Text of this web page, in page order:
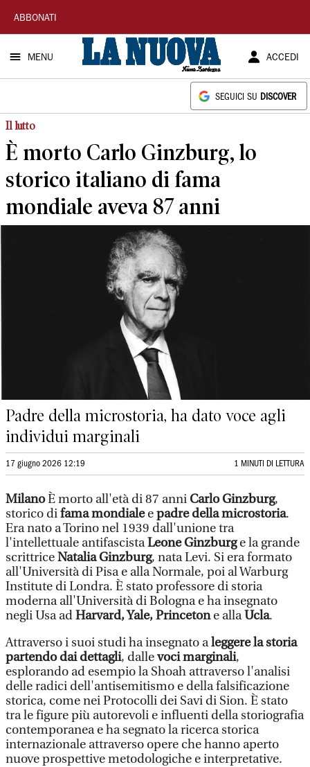
La
Nuova
Sardegna
ABBONATI
MENU ACCEDI
SEGUICI SU DISCOVER
Il lutto
È morto Carlo Ginzburg, lo
storico italiano di fama
mondiale aveva 87 anni
Padre della microstoria, ha dato voce agli
individui marginali
17 giugno 2026 12:19 1 MINUTI DI LETTURA
MilanoÈ morto all'età di 87 anni Carlo Ginzburg,
storico difama mondialeepadre della microstoria.
Era nato a Torino nel 1939 dall'unione tra
l'intellettuale antifascistaLeone Ginzburge la grande
scrittriceNatalia Ginzburg, nata Levi. Si era formato
all'Università di Pisa e alla Normale, poi al Warburg
Institute di Londra. È stato professore di storia
moderna all'Università di Bologna e ha insegnato
negli Usa adHarvard, Yale, Princetone allaUcla.
Attraverso i suoi studi ha insegnato aleggere la storia
partendo dai dettagli, dallevoci marginali,
esplorando ad esempio la Shoah attraverso l'analisi
delle radici dell'antisemitismo e della falsificazione
storica, come nei Protocolli dei Savi di Sion. È stato
tra le figure più autorevoli e influenti della storiografia
contemporanea e ha segnato la ricerca storica
internazionale attraverso opere che hanno aperto
nuove prospettive metodologiche e interpretative.